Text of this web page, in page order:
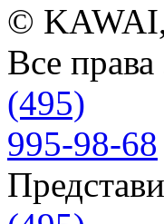
©
Все
(495)
995-98-68